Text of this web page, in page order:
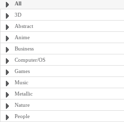
All
3D
Abstract
Anime
Business
Computer/OS
Games
Music
Metallic
Nature
People